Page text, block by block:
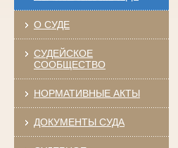
О СУДЕ
СУДЕЙСКОЕ
СООБЩЕСТВО
НОРМАТИВНЫЕ АКТЫ
ДОКУМЕНТЫ СУДА